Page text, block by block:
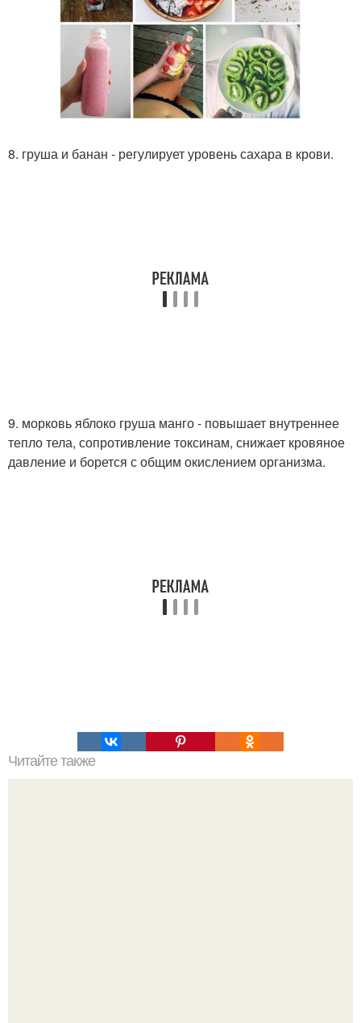
8. груша и банан - регулирует уровень сахара в крови.
9. морковь яблоко груша манго - повышает внутреннее
тепло тела, сопротивление токсинам, снижает кровяное
давление и борется с общим окислением организма.
Читайте также